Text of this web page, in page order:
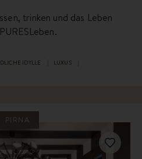
trinken und das Leben
IDYLLE
LUXUS
PIRNA